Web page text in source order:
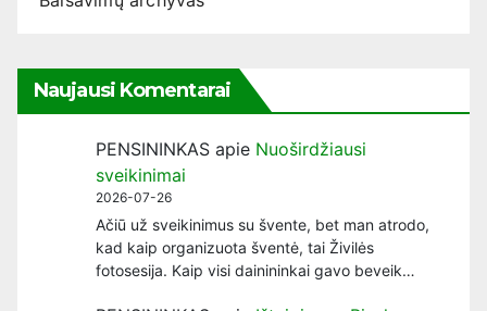
Naujausi Komentarai
PENSININKAS apie Nuoširdžiausi
sveikinimai
2026-07-26
Ačiū už sveikinimus su švente, bet man atrodo,
kad kaip organizuota šventė, tai Živilės
fotosesija. Kaip visi dainininkai gavo beveik…